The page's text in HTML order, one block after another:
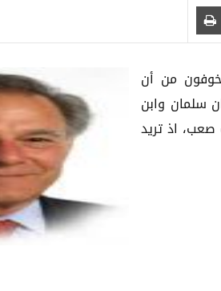
من أن
سلمان وابن
اذ تريد